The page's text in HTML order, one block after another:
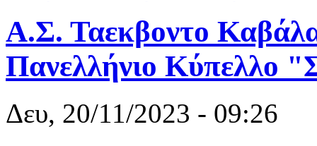
Α.Σ. Ταεκβοντο
Πανελλήνιο Κύπελλο
Δευ, 20/11/2023 - 09:26